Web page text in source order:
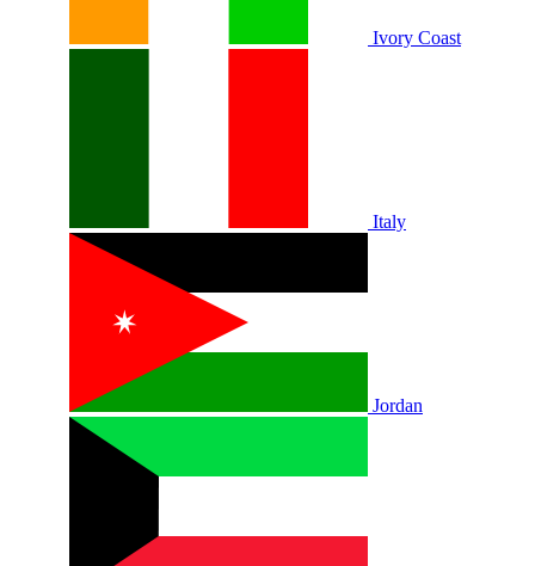
Ivory Coast
Italy
Jordan